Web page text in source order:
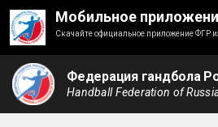
Мобильное
Скачайте официальное приложение ФГР
Федерация гандбола
Handball Federation of